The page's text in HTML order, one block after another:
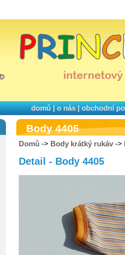
domů|o nás|obchodní
Body 4405
Domů -> Body krátký rukáv ->
Detail - Body 4405